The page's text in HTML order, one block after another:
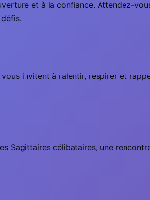
et à la confiance. Attendez-
invitent à ralentir, respirer et
Sagittaires célibataires, une